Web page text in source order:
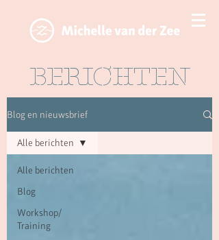
BERICHTEN
Blog en nieuwsbrief
Alle berichten
Blog
Workshop/
Training
Alle berichten